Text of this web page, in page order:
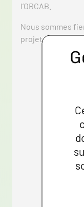
l’ORCAB.
Nous sommes
projet.